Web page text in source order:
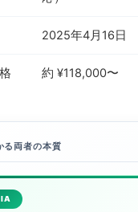
2025年4月16日
約 ¥118,000〜
る両者の本質